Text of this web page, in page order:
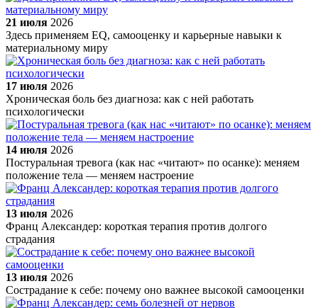
21 июля 2026
Здесь применяем EQ, самооценку и карьерные навыки к
материальному миру
17 июля 2026
Хроническая боль без диагноза: как с ней работать
психологически
14 июля 2026
Постуральная тревога (как нас «читают» по осанке): меняем
положение тела — меняем настроение
13 июля 2026
Франц Александер: короткая терапия против долгого
страдания
13 июля 2026
Сострадание к себе: почему оно важнее высокой самооценки